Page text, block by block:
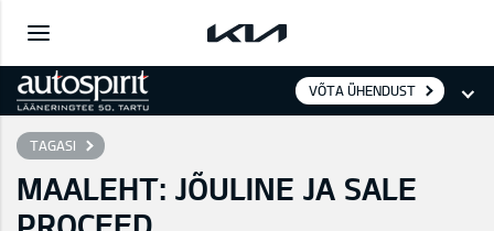
VÕTA ÜHENDUST
TAGASI
MAALEHT: JÕULINE JA SALE